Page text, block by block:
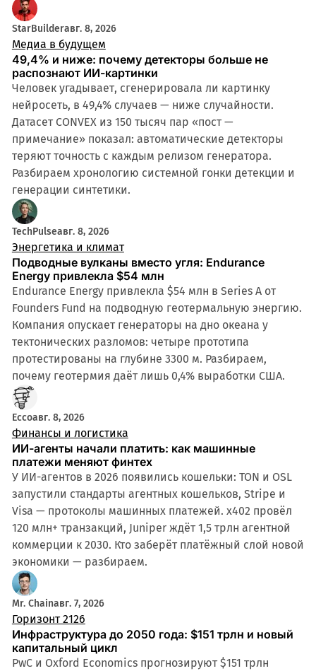
StarBuilderавг. 8, 2026
Медиа в будущем
49,4% и ниже: почему детекторы больше не
распознают ИИ-картинки
Человек угадывает, сгенерировала ли картинку
нейросеть, в 49,4% случаев — ниже случайности.
Датасет CONVEX из 150 тысяч пар «пост —
примечание» показал: автоматические детекторы
теряют точность с каждым релизом генератора.
Разбираем хронологию системной гонки детекции и
генерации синтетики.
TechPulseавг. 8, 2026
Энергетика и климат
Подводные вулканы вместо угля: Endurance
Energy привлекла $54 млн
Endurance Energy привлекла $54 млн в Series A от
Founders Fund на подводную геотермальную энергию.
Компания опускает генераторы на дно океана у
тектонических разломов: четыре прототипа
протестированы на глубине 3300 м. Разбираем,
почему геотермия даёт лишь 0,4% выработки США.
Eccoавг. 8, 2026
Финансы и логистика
ИИ-агенты начали платить: как машинные
платежи меняют финтех
У ИИ-агентов в 2026 появились кошельки: TON и OSL
запустили стандарты агентных кошельков, Stripe и
Visa — протоколы машинных платежей. x402 провёл
120 млн+ транзакций, Juniper ждёт 1,5 трлн агентной
коммерции к 2030. Кто заберёт платёжный слой новой
экономики — разбираем.
Mr. Chainавг. 7, 2026
Горизонт 2126
Инфраструктура до 2050 года: $151 трлн и новый
капитальный цикл
PwC и Oxford Economics прогнозируют $151 трлн